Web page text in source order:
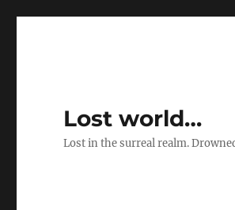
Lost world…
Lost in the surreal realm.